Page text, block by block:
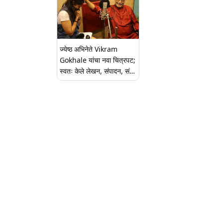
ज्येष्ठ अभिनेते Vikram
Gokhale यांचा नवा चित्रपट;
स्वतः केले लेखन, संपादन, संगीत
आणि दिग्दर्शन, ‘या’ बॉलीवूड